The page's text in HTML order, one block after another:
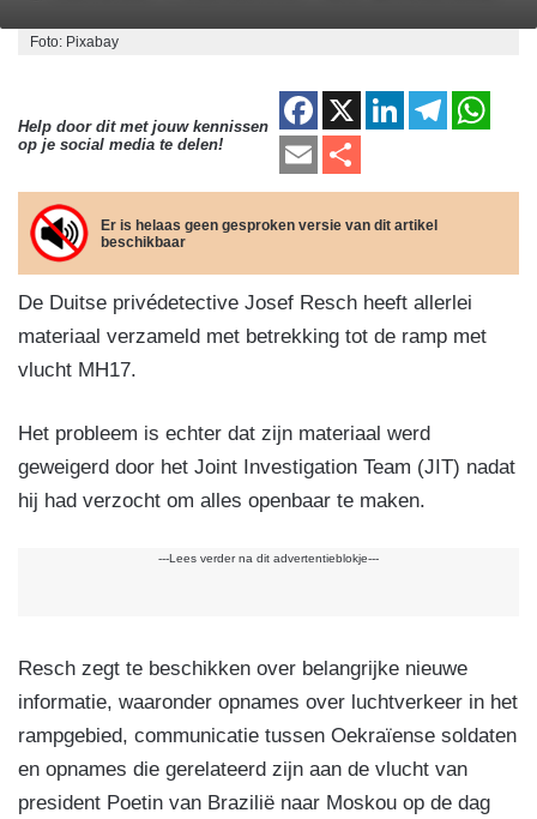
Foto: Pixabay
Help door dit met jouw kennissen
op je social media te delen!
F
a
c
e
b
o
o
X
Li
k
e
dI
n
T
e
a
m
at
A
E
m
ail
el
e
n
Er is helaas geen gesproken versie van dit artikel
beschikbaar
De Duitse privédetective Josef Resch heeft allerlei
materiaal verzameld met betrekking tot de ramp met
vlucht MH17.
Het probleem is echter dat zijn materiaal werd
geweigerd door het Joint Investigation Team (JIT) nadat
hij had verzocht om alles openbaar te maken.
---Lees verder na dit advertentieblokje---
Resch zegt te beschikken over belangrijke nieuwe
informatie, waaronder opnames over luchtverkeer in het
rampgebied, communicatie tussen Oekraïense soldaten
en opnames die gerelateerd zijn aan de vlucht van
president Poetin van Brazilië naar Moskou op de dag